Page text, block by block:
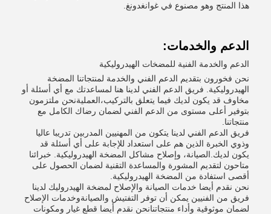
هذا المنتج وهو مصنوع في غوانغدونغ.
الدعم والخدمات:
الدعم والخدمة الفنية للمضخات الهيدروليكية
نحن فخورون بتقديم الدعم الفني والخدمة لمنتجاتنا المضخة
الهيدروليكية. فريق الدعم الفني لدينا هنا لمساعدتك مع أي أسئلة أو
مخاوف قد يكون لديك فيما يتعلق بالتركيب،العمليةنحن ملتزمون
بتوفير أعلى مستوى من الدعم الفني لضمان رضاك الكامل مع
منتجاتنا.
فريق الدعم الفني لدينا يتكون من المهنيين المدربين تدريبا عاليا
وذوي الخبرة الذين هم على استعداد للإجابة على أي أسئلة قد
يكون لديك.الصيانة، وإصلاح مشاكل المضخة الهيدروليكية. خبرائنا
متاحون لتقديم المشورة والمساعدة التقنية لضمان الحصول على
أقصى استفادة من المضخة الهيدروليكية.
نحن نقدم أيضا خدمات الصيانة والإصلاح لمضخة الهيدروليك لدينا
فريق من الفنيين يمكن أن توفر التفتيش والصيانةوخدمات الإصلاح
لضمان موثوقية وأداء منتجاتنانحن نقدم أيضا قطع غيار ومكونات